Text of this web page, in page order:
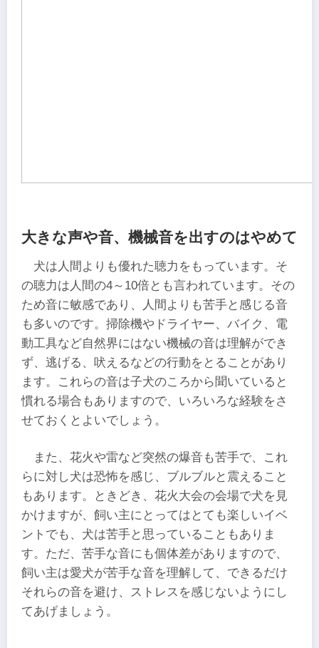
大きな声や音、機械音を出すのはやめて
犬は人間よりも優れた聴力をもっています。そ
の聴力は人間の4～10倍とも言われています。その
ため音に敏感であり、人間よりも苦手と感じる音
も多いのです。掃除機やドライヤー、バイク、電
動工具など自然界にはない機械の音は理解ができ
ず、逃げる、吠えるなどの行動をとることがあり
ます。これらの音は子犬のころから聞いていると
慣れる場合もありますので、いろいろな経験をさ
せておくとよいでしょう。
また、花火や雷など突然の爆音も苦手で、これ
らに対し犬は恐怖を感じ、ブルブルと震えること
もあります。ときどき、花火大会の会場で犬を見
かけますが、飼い主にとってはとても楽しいイベ
ントでも、犬は苦手と思っていることもありま
す。ただ、苦手な音にも個体差がありますので、
飼い主は愛犬が苦手な音を理解して、できるだけ
それらの音を避け、ストレスを感じないようにし
てあげましょう。